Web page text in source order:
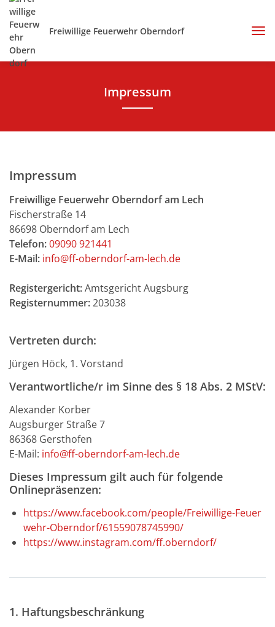
Freiwillige Feuerwehr Oberndorf
Impressum
Impressum
Freiwillige Feuerwehr Oberndorf am Lech
Fischerstraße 14
86698 Oberndorf am Lech
Telefon:09090 921441
E-Mail: info@ff-oberndorf-am-lech.de
Registergericht:Amtsgericht Augsburg
Registernummer:203038
Vertreten durch:
Jürgen Höck, 1. Vorstand
Verantwortliche/r im Sinne des § 18 Abs. 2 MStV:
Alexander Korber
Augsburger Straße 7
86368 Gersthofen
E-Mail: info@ff-oberndorf-am-lech.de
Dieses Impressum gilt auch für folgende
Onlinepräsenzen:
https://www.facebook.com/people/Freiwillige-Feuer
wehr-Oberndorf/61559078745990/
https://www.instagram.com/ff.oberndorf/
1. Haftungsbeschränkung